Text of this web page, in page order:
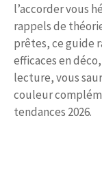
l’accorder vous
rappels de
prêtes, ce guide
efficaces en
lecture, vous
couleur
tendances 2026.